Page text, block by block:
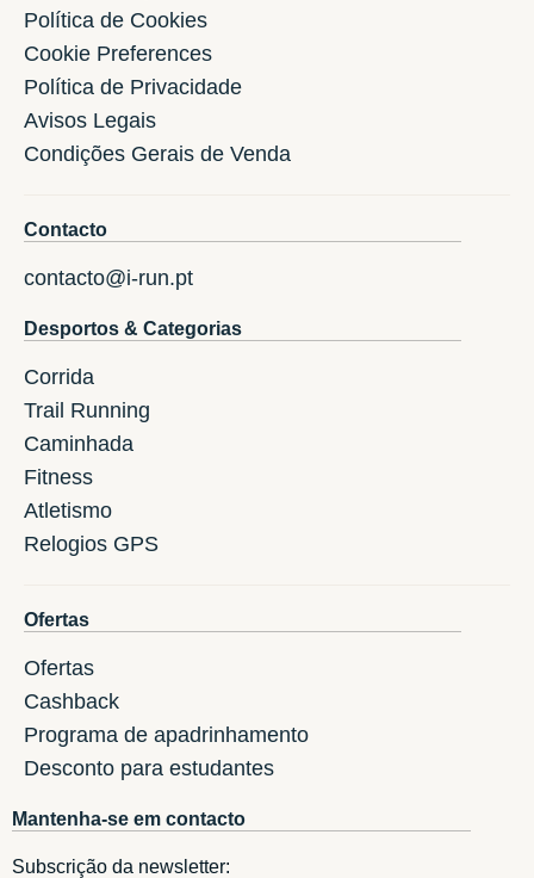
Política de Cookies
Cookie Preferences
Política de Privacidade
Avisos Legais
Condições Gerais de Venda
Contacto
contacto@i-run.pt
Desportos & Categorias
Corrida
Trail Running
Caminhada
Fitness
Atletismo
Relogios GPS
Ofertas
Ofertas
Cashback
Programa de apadrinhamento
Desconto para estudantes
Mantenha-se em contacto
Subscrição da newsletter: